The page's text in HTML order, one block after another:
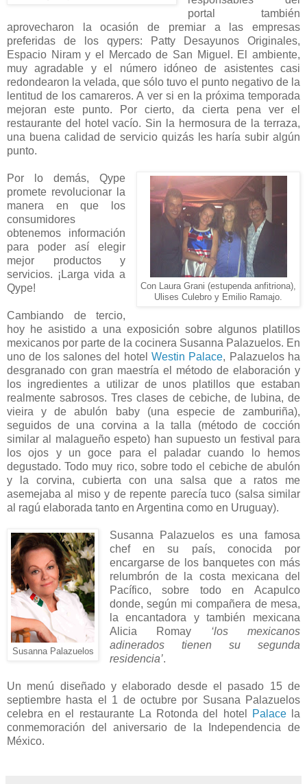
portal también
aprovecharon la ocasión de premiar a las empresas
preferidas de los qypers: Patty Desayunos Originales,
Espacio Niram y el Mercado de San Miguel. El ambiente,
muy agradable y el número idóneo de asistentes casi
redondearon la velada, que sólo tuvo el punto negativo de la
lentitud de los camareros. A ver si en la próxima temporada
mejoran este punto. Por cierto, da cierta pena ver el
restaurante del hotel vacío. Sin la hermosura de la terraza,
una buena calidad de servicio quizás les haría subir algún
punto.
Con Laura Grani (estupenda anfitriona),
Ulises Culebro y Emilio Ramajo.
Por lo demás, Qype
promete revolucionar la
manera en que los
consumidores
obtenemos información
para poder así elegir
mejor productos y
servicios. ¡Larga vida a
Qype!
Cambiando de tercio,
hoy he asistido a una exposición sobre algunos platillos
mexicanos por parte de la cocinera Susanna Palazuelos. En
uno de los salones del hotel Westin Palace, Palazuelos ha
desgranado con gran maestría el método de elaboración y
los ingredientes a utilizar de unos platillos que estaban
realmente sabrosos. Tres clases de cebiche, de lubina, de
vieira y de abulón baby (una especie de zamburiña),
seguidos de una corvina a la talla (método de cocción
similar al malagueño espeto) han supuesto un festival para
los ojos y un goce para el paladar cuando lo hemos
degustado. Todo muy rico, sobre todo el cebiche de abulón
y la corvina, cubierta con una salsa que a ratos me
asemejaba al miso y de repente parecía tuco (salsa similar
al ragú elaborada tanto en Argentina como en Uruguay).
Susanna Palazuelos
Susanna Palazuelos es una famosa
chef en su país, conocida por
encargarse de los banquetes con más
relumbrón de la costa mexicana del
Pacífico, sobre todo en Acapulco
donde, según mi compañera de mesa,
la encantadora y también mexicana
Alicia Romay ‘los mexicanos
adinerados tienen su segunda
residencia’.
Un menú diseñado y elaborado desde el pasado 15 de
septiembre hasta el 1 de octubre por Susana Palazuelos
celebra en el restaurante La Rotonda del hotel
Palacela
conmemoración del aniversario de la Independencia de
México.